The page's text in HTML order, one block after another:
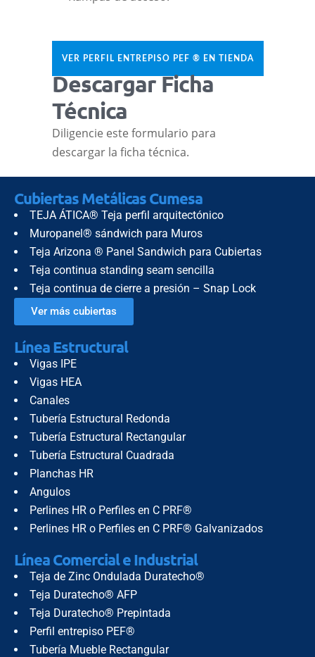
VER PERFIL ENTREPISO PEF ® EN TIENDA
Descargar Ficha
Técnica
Diligencie este formulario para
descargar la ficha técnica.
Cubiertas Metálicas Cumesa
TEJA ÁTICA® Teja perfil arquitectónico
Muropanel® sándwich para Muros
Teja Arizona ® Panel Sandwich para Cubiertas
Teja continua standing seam sencilla
Teja continua de cierre a presión – Snap Lock
Ver más cubiertas
Línea Estructural
Vigas IPE
Vigas HEA
Canales
Tubería Estructural Redonda
Tubería Estructural Rectangular
Tubería Estructural Cuadrada
Planchas HR
Angulos
Perlines HR o Perfiles en C PRF®
Perlines HR o Perfiles en C PRF® Galvanizados
Línea Comercial e Industrial
Teja de Zinc Ondulada Duratecho®
Teja Duratecho® AFP
Teja Duratecho® Prepintada
Perfil entrepiso PEF®
Tubería Mueble Rectangular